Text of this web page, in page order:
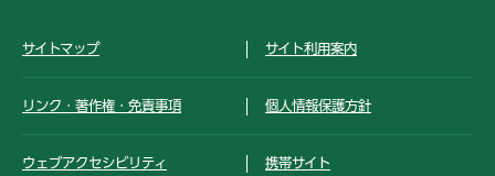
サイトマップ サイト利用案内
リンク・著作権・免責事項 個人情報保護方針
ウェブアクセシビリティ 携帯サイト